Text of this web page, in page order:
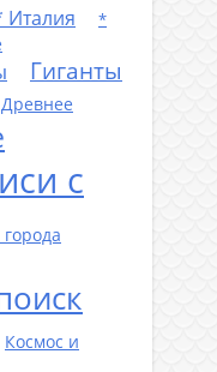
Италия
*
Гиганты
Древнее
с
Космос и